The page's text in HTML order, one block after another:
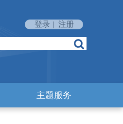
登录 | 注册
主题服务